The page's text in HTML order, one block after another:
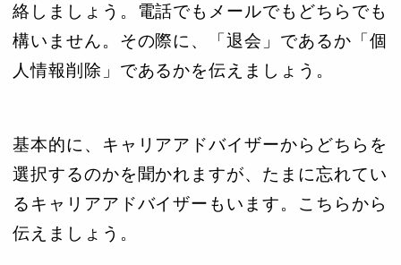
絡しましょう。電話でもメールでもどちらでも
構いません。その際に、「退会」であるか「個
人情報削除」であるかを伝えましょう。
基本的に、キャリアアドバイザーからどちらを
選択するのかを聞かれますが、たまに忘れてい
るキャリアアドバイザーもいます。こちらから
伝えましょう。